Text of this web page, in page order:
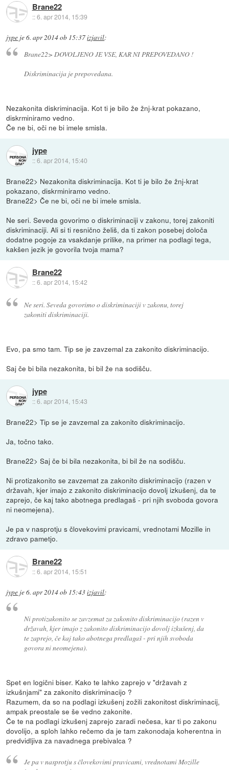
Brane22
::6. apr 2014, 15:39
jype je6. apr 2014 ob 15:37izjavil:
Brane22> DOVOLJENO JE VSE, KAR NI PREPOVEDANO !
Diskriminacija je prepovedana.
Nezakonita diskriminacija. Kot ti je bilo že žnj-krat pokazano,
diskrminiramo vedno.
Če ne bi, oči ne bi imele smisla.
jype
::6. apr 2014, 15:40
Brane22> Nezakonita diskriminacija. Kot ti je bilo že žnj-krat
pokazano, diskrminiramo vedno.
Brane22> Če ne bi, oči ne bi imele smisla.
Ne seri. Seveda govorimo o diskriminaciji v zakonu, torej zakoniti
diskriminaciji. Ali si ti resnično želiš, da ti zakon posebej določa
dodatne pogoje za vsakdanje prilike, na primer na podlagi tega,
kakšen jezik je govorila tvoja mama?
Brane22
::6. apr 2014, 15:42
Ne seri. Seveda govorimo o diskriminaciji v zakonu, torej
zakoniti diskriminaciji.
Evo, pa smo tam. Tip se je zavzemal za zakonito diskriminacijo.
Saj če bi bila nezakonita, bi bil že na sodišču.
jype
::6. apr 2014, 15:43
Brane22> Tip se je zavzemal za zakonito diskriminacijo.
Ja, točno tako.
Brane22> Saj če bi bila nezakonita, bi bil že na sodišču.
Ni protizakonito se zavzemat za zakonito diskriminacijo (razen v
državah, kjer imajo z zakonito diskriminacijo dovolj izkušenj, da te
zaprejo, če kaj tako abotnega predlagaš - pri njih svoboda govora
ni neomejena).
Je pa v nasprotju s človekovimi pravicami, vrednotami Mozille in
zdravo pametjo.
Brane22
::6. apr 2014, 15:51
jype je6. apr 2014 ob 15:43izjavil:
Ni protizakonito se zavzemat za zakonito diskriminacijo (razen v
državah, kjer imajo z zakonito diskriminacijo dovolj izkušenj, da
te zaprejo, če kaj tako abotnega predlagaš - pri njih svoboda
govora ni neomejena).
Spet en logični biser. Kako te lahko zaprejo v "državah z
izkušnjami" za zakonito diskriminacijo ?
Razumem, da so na podlagi izkušenj zožili zakonitost diskriminacij,
ampak preostale se še vedno zakonite.
Če te na podlagi izkušenj zaprejo zaradi nečesa, kar ti po zakonu
dovolijo, a sploh lahko rečemo da je tam zakonodaja koherentna in
predvidljiva za navadnega prebivalca ?
Je pa v nasprotju s človekovimi pravicami, vrednotami Mozille